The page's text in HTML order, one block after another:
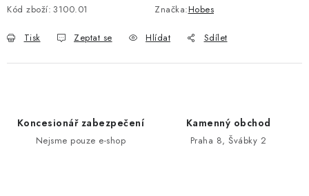
POŠTOVNÍ SCHRÁNKY
ZNAČKY
Bezpečnostní třídy - PYRAMIDA BEZPEČNOSTI
Zabezpečení domů
Kód zboží: 3100.01 Značka:Hobes
Tisk Zeptat se Hlídat Sdílet
Koncesionář zabezpečení
Nejsme pouze e-shop
Kamenný obchod
Praha 8, Švábky 2